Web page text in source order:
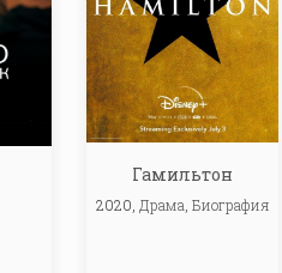
Гамильтон
2020, Драма Биография